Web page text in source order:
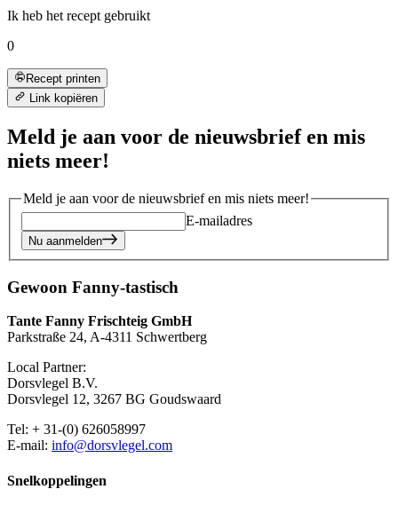
Ik heb het recept gebruikt
0
Recept printen
Link kopiëren
Meld je aan voor de nieuwsbrief en mis
niets meer!
Meld je aan voor de nieuwsbrief en mis niets meer!
E-mailadres
Nu aanmelden
Gewoon Fanny-tastisch
Tante Fanny Frischteig GmbH
Parkstraße 24, A-4311 Schwertberg
Local Partner:
Dorsvlegel B.V.
Dorsvlegel 12, 3267 BG Goudswaard
Tel: + 31-(0) 626058997
E-mail: info@dorsvlegel.com
Snelkoppelingen